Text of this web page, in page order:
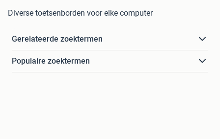
Diverse toetsenborden voor elke computer
Gerelateerde zoektermen
Populaire zoektermen